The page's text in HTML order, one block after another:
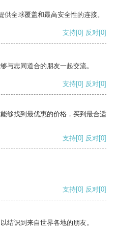
全球覆盖和最高安全性的连接。
支持[0] 反对[0]
与志同道合的朋友一起交流。
支持[0] 反对[0]
够找到最优惠的价格，买到最合适
支持[0] 反对[0]
支持[0] 反对[0]
结识到来自世界各地的朋友。